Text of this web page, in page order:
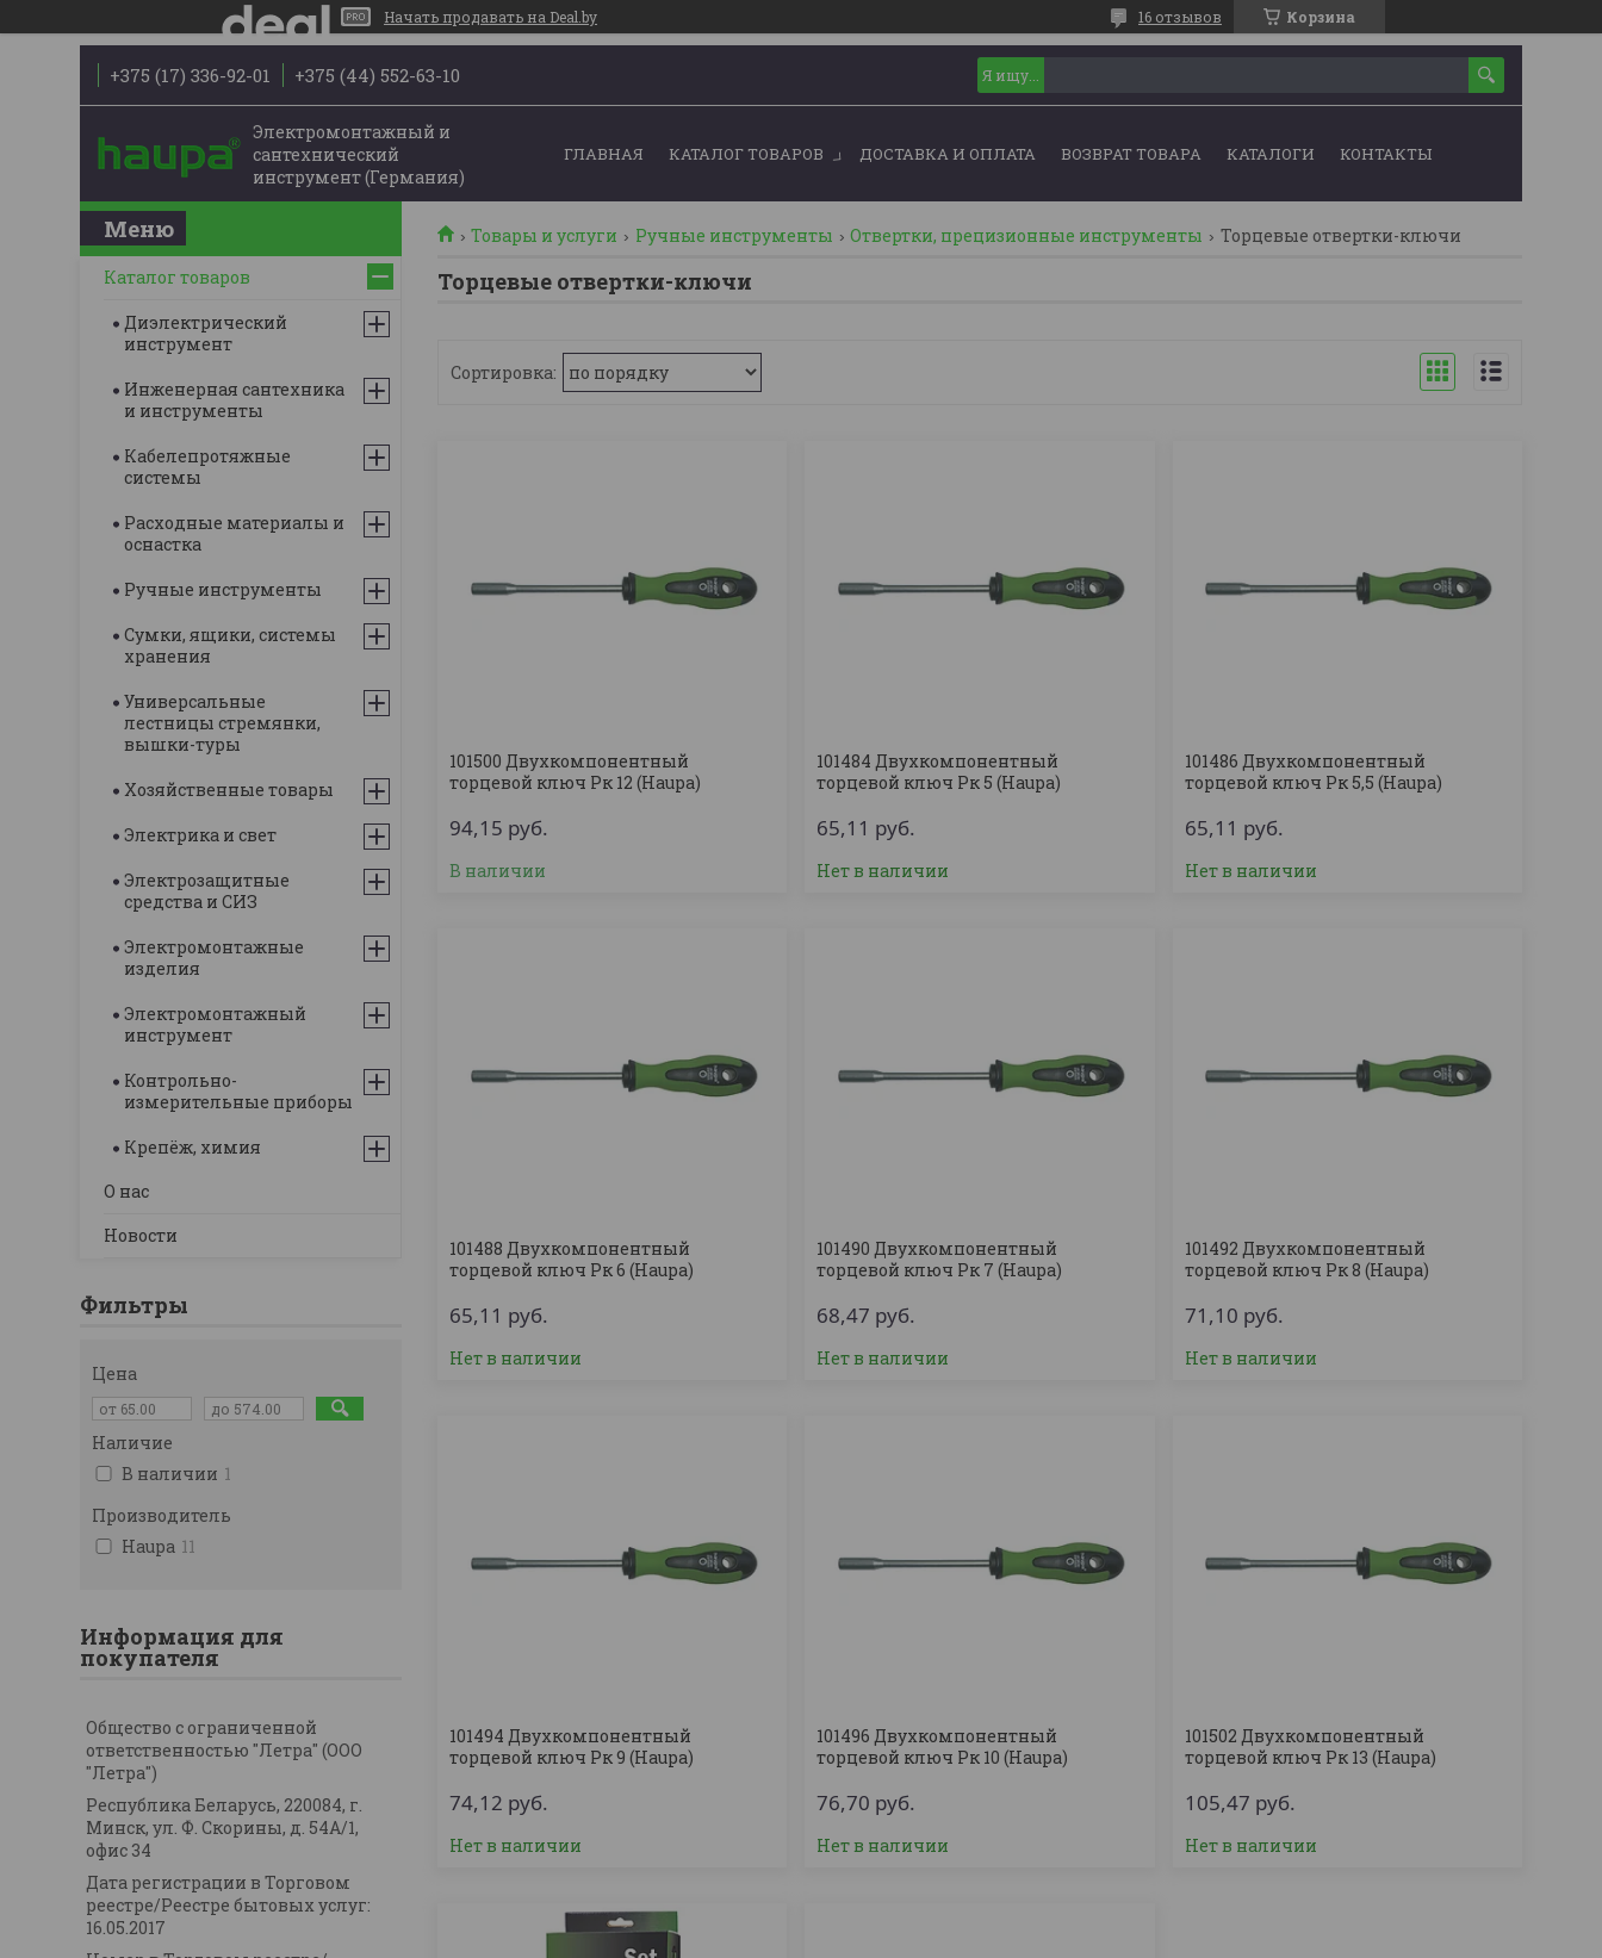
Начать продавать на Deal.by Корзина
16 отзывов
+375 (17) 336-92-01 +375 (44) 552-63-10
Электромонтажный и
сантехнический
инструмент (Германия)
ГЛАВНАЯ КАТАЛОГ ТОВАРОВ ДОСТАВКА И ОПЛАТА ВОЗВРАТ ТОВАРА КАТАЛОГИ КОНТАКТЫ
Товары и услуги Ручные инструменты Отвертки, прецизионные инструменты Торцевые отвертки-ключи
Торцевые отвертки-ключи
101500 Двухкомпонентный
торцевой ключ Рк 12 (Haupa)
94,15 руб.
В наличии
101484 Двухкомпонентный
торцевой ключ Рк 5 (Haupa)
65,11 руб.
Нет в наличии
101486 Двухкомпонентный
торцевой ключ Рк 5,5 (Haupa)
65,11 руб.
Нет в наличии
101488 Двухкомпонентный
торцевой ключ Рк 6 (Haupa)
65,11 руб.
Нет в наличии
101490 Двухкомпонентный
торцевой ключ Рк 7 (Haupa)
68,47 руб.
Нет в наличии
101492 Двухкомпонентный
торцевой ключ Рк 8 (Haupa)
71,10 руб.
Нет в наличии
101494 Двухкомпонентный
торцевой ключ Рк 9 (Haupa)
74,12 руб.
Нет в наличии
101496 Двухкомпонентный
торцевой ключ Рк 10 (Haupa)
76,70 руб.
Нет в наличии
101502 Двухкомпонентный
торцевой ключ Рк 13 (Haupa)
105,47 руб.
Нет в наличии
Каталог товаров
Диэлектрический
инструмент
Инженерная сантехника
и инструменты
Кабелепротяжные
системы
Расходные материалы и
оснастка
Ручные инструменты
Сумки, ящики, системы
хранения
Универсальные
лестницы стремянки,
вышки-туры
Хозяйственные товары
Электрика и свет
Электрозащитные
средства и СИЗ
Электромонтажные
изделия
Электромонтажный
инструмент
Контрольно-
измерительные приборы
Крепёж, химия
О нас
Новости
Фильтры
Цена
Наличие
В наличии 1
Производитель
Haupa 11
Информация для
покупателя
Общество с ограниченной
ответственностью "Летра" (ООО
"Летра")
Республика Беларусь, 220084, г.
Минск, ул. Ф. Скорины, д. 54А/1,
офис 34
Дата регистрации в Торговом
реестре/Реестре бытовых услуг:
16.05.2017